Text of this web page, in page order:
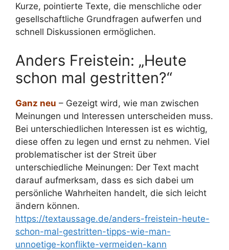
Kurze, pointierte Texte, die menschliche oder
gesellschaftliche Grundfragen aufwerfen und
schnell Diskussionen ermöglichen.
Anders Freistein: „Heute
schon mal gestritten?“
Ganz neu – Gezeigt wird, wie man zwischen
Meinungen und Interessen unterscheiden muss.
Bei unterschiedlichen Interessen ist es wichtig,
diese offen zu legen und ernst zu nehmen. Viel
problematischer ist der Streit über
unterschiedliche Meinungen: Der Text macht
darauf aufmerksam, dass es sich dabei um
persönliche Wahrheiten handelt, die sich leicht
ändern können.
https://textaussage.de/anders-freistein-heute-
schon-mal-gestritten-tipps-wie-man-
unnoetige-konflikte-vermeiden-kann